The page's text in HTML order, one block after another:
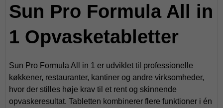
Sun Pro Formula All in
1 Opvasketabletter
Sun Pro Formula All in 1 er udviklet til professionelle
køkkener, restauranter, kantiner og andre virksomheder,
hvor der stilles høje krav til et rent og skinnende
opvaskeresultat. Tabletten kombinerer flere funktioner i én